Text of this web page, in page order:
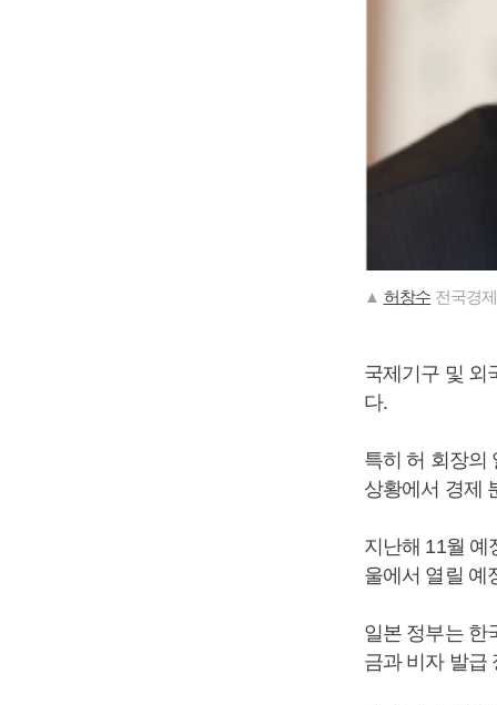
▲ 허창수 전국경
국제기구 및 외
다.
특히 허 회장의
상황에서 경제
지난해 11월 예
울에서 열릴 예
일본 정부는 한
금과 비자 발급